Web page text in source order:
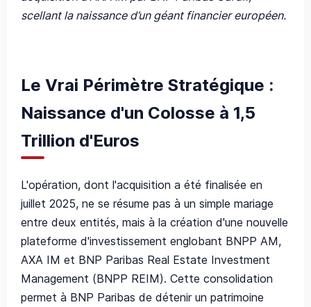
scellant la naissance d’un géant financier européen.
Le Vrai Périmètre Stratégique :
Naissance d'un Colosse à 1,5
Trillion d'Euros
L'opération, dont l'acquisition a été finalisée en
juillet 2025, ne se résume pas à un simple mariage
entre deux entités, mais à la création d'une nouvelle
plateforme d'investissement englobant BNPP AM,
AXA IM et BNP Paribas Real Estate Investment
Management (BNPP REIM). Cette consolidation
permet à BNP Paribas de détenir un patrimoine